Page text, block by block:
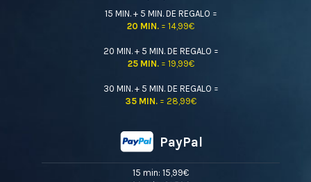
15 MIN. + 5 MIN. DE REGALO =
20 MIN. = 14,99€
20 MIN. + 5 MIN. DE REGALO =
25 MIN.= 19,99€
30 MIN. + 5 MIN. DE REGALO =
35 MIN. = 28,99€
PayPal
15 min: 15,99€